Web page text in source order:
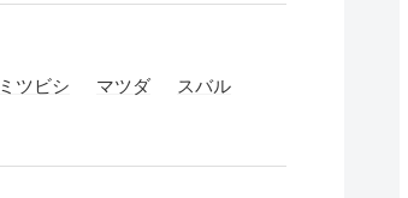
ミツビシ マツダ
スバル